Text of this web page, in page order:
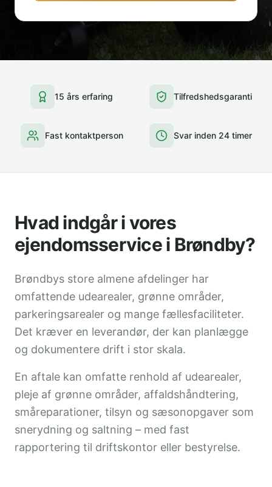
15 års erfaring Tilfredshedsgaranti
Fast kontaktperson Svar inden 24 timer
Hvad indgår i vores
ejendomsservice i Brøndby?
Brøndbys store almene afdelinger har
omfattende udearealer, grønne områder,
parkeringsarealer og mange fællesfaciliteter.
Det kræver en leverandør, der kan planlægge
og dokumentere drift i stor skala.
En aftale kan omfatte renhold af udearealer,
pleje af grønne områder, affaldshåndtering,
småreparationer, tilsyn og sæsonopgaver som
snerydning og saltning – med fast
rapportering til driftskontor eller bestyrelse.